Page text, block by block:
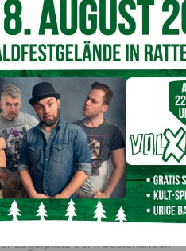
Lagerplatz beim bestehenden